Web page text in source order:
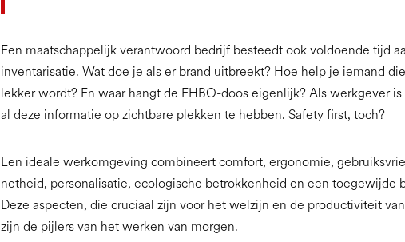
Een maatschappelijk verantwoord bedrijf besteedt ook voldoende tijd
inventarisatie. Wat doe je als er brand uitbreekt? Hoe help je iemand
lekker wordt? En waar hangt de EHBO-doos eigenlijk? Als werkgever
al deze informatie op zichtbare plekken te hebben. Safety first, toch?
Een ideale werkomgeving combineert comfort, ergonomie,
netheid, personalisatie, ecologische betrokkenheid en een toegewijde
Deze aspecten, die cruciaal zijn voor het welzijn en de productiviteit
zijn de pijlers van het werken van morgen.